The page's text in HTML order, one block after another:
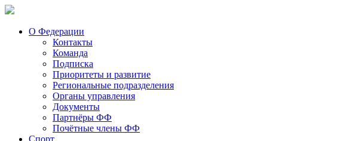
О Федерации
Контакты
Команда
Подписка
Приоритеты и развитие
Региональные подразделения
Органы управления
Документы
Партнёры ФФ
Почётные члены ФФ
Спорт